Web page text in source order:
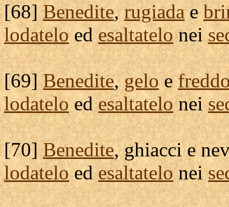
[68]Benedite,rugiadae
lodateloedesaltatelonei
[69]Benedite,geloe
lodateloedesaltatelonei
[70]Benedite,ghiaccie
lodateloedesaltatelonei